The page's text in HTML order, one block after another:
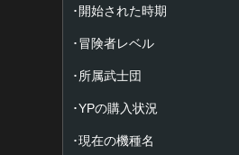
･開始された時期
･冒険者レベル
･所属武士団
･YPの購入状況
･現在の機種名